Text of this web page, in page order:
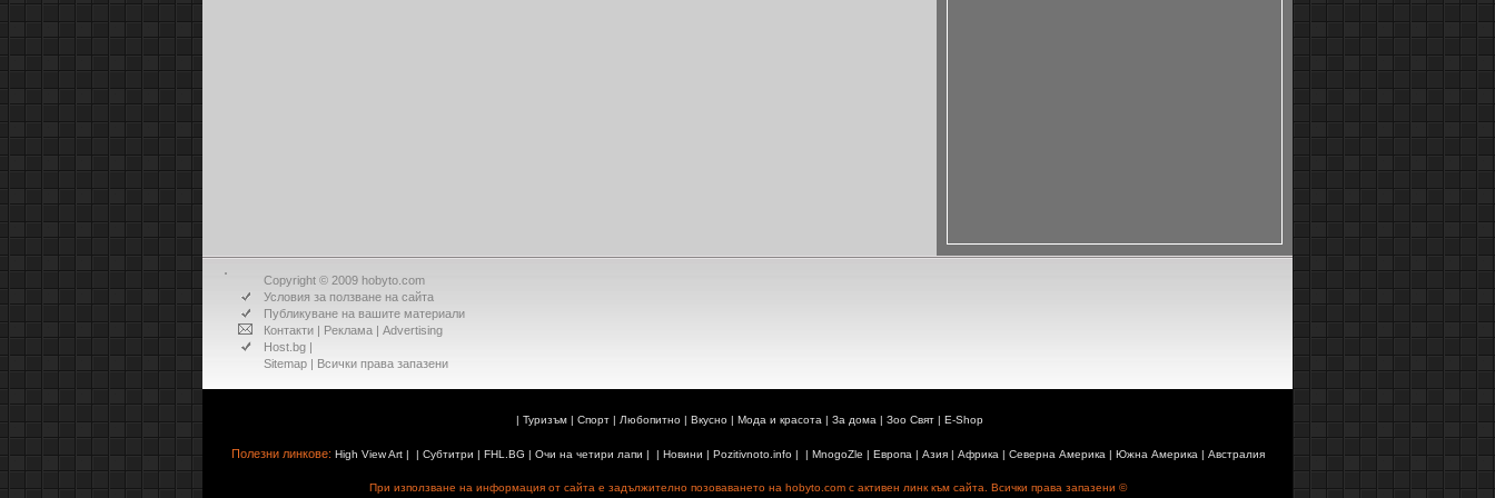
Copyright © 2009 hobyto.com
Условия за ползване на сайта
Публикуване на вашите материали
Контакти | Реклама | Advertising
Host.bg |
Sitemap | Всички права запазени
| Туризъм| Спорт| Любопитно| Вкусно| Мода и красота | За дома | Зоо Свят| E-Shop
Полезни линкове: High View Art| | Субтитри | FHL.BG | Очи на четири лапи | | Новини | Pozitivnoto.info| | MnogoZle | Европа | Азия| Африка | Северна Америка | Южна Америка | Австралия
При използване на информация от сайта е задължително позоваването на hobyto.com с активен линк към сайта. Всички права запазени ©